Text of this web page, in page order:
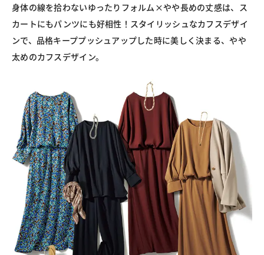
身体の線を拾わないゆったりフォルム×やや長めの丈感は、ス
カートにもパンツにも好相性！スタイリッシュなカフスデザイ
ンで、品格キーププッシュアップした時に美しく決まる、やや
太めのカフスデザイン。